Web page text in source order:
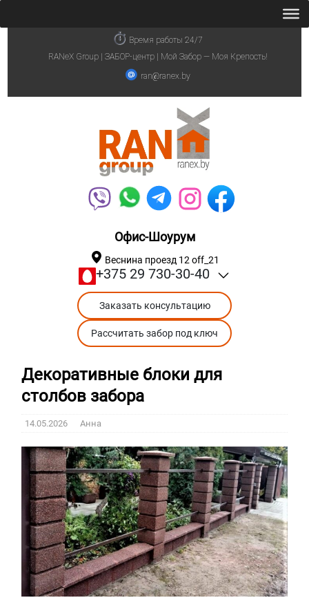
Время работы 24/7
RANeX Group | ЗАБОР-центр | Мой Забор — Моя Крепость!
ran@ranex.by
Офис-Шоурум
Веснина проезд 12 off_21
+375 29 730-30-40
Заказать консультацию
Рассчитать забор под ключ
Декоративные блоки для
столбов забора
14.05.2026 Анна